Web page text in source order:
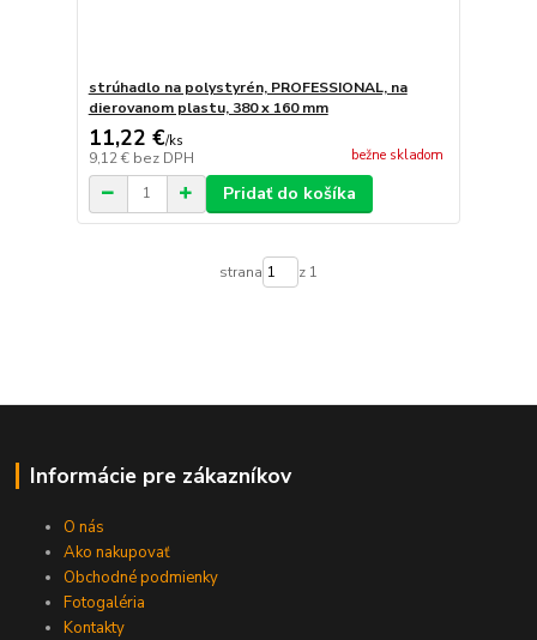
strúhadlo na polystyrén, PROFESSIONAL, na
dierovanom plastu, 380 x 160 mm
11,22 €/ks
9,12 € bez DPH bežne skladom
Pridať do košíka
strana z 1
Informácie pre zákazníkov
O nás
Ako nakupovať
Obchodné podmienky
Fotogaléria
Kontakty